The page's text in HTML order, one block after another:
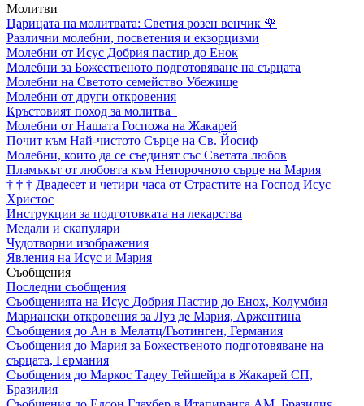
Молитви
Царицата на молитвата: Светия розен венчик 🌹
Различни молебни, посветения и екзорцизми
Молебни от Исус Добрия пастир до Енок
Молебни за Божественото подготовяване на сърцата
Молебни на Светото семейство Убежище
Молебни от други откровения
Кръстовият поход за молитва
Молебни от Нашата Госпожа на Жакарей
Почит към Най-чистото Сърце на Св. Йосиф
Молебни, които да се съединят със Светата любов
Пламъкът от любовта към Непорочното сърце на Мария
† † † Двадесет и четири часа от Страстите на Господ Исус
Христос
Инструкции за подготовката на лекарства
Медали и скапуляри
Чудотворни изображения
Явления на Исус и Мария
Съобщения
Последни съобщения
Съобщенията на Исус Добрия Пастир до Енох, Колумбия
Мариански откровения за Луз де Мария, Аржентина
Съобщения до Ан в Мелатц/Гьотинген, Германия
Съобщения до Мария за Божественото подготовяване на
сърцата, Германия
Съобщения до Маркос Тадеу Тейшейра в Жакарей СП,
Бразилия